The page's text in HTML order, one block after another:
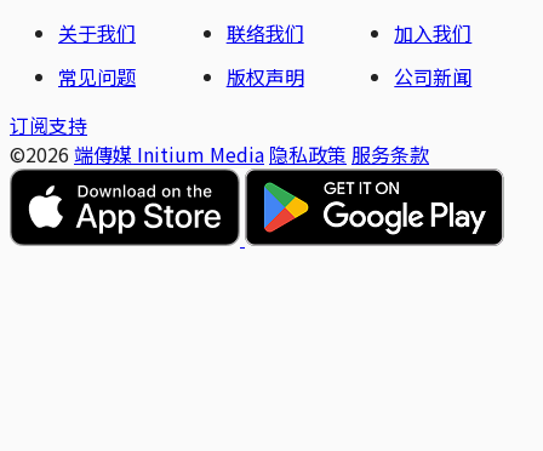
关于我们
联络我们
加入我们
常见问题
版权声明
公司新闻
订阅支持
©2026 端傳媒 Initium Media 隐私政策 服务条款